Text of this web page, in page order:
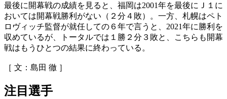
最後に開幕戦の成績を見ると、福岡は2001年を最後にＪ１に
おいては開幕戦勝利がない（２分４敗）。一方、札幌はペト
ロヴィッチ監督が就任しての６年で言うと、2021年に勝利を
収めているが、トータルでは１勝２分３敗と、こちらも開幕
戦はもうひとつの結果に終わっている。
［ 文：島田 徹 ］
注目選手